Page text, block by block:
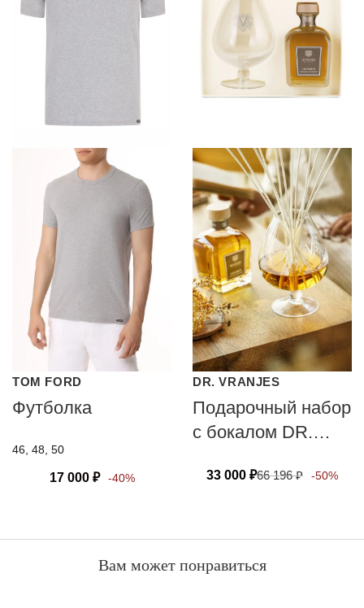
TOM FORD
Футболка
46, 48, 50
17 000 ₽ -40%
DR. VRANJES
Подарочный набор
с бокалом DR.
FIRENZE
33 000 ₽66 196₽ -50%
Вам может понравиться